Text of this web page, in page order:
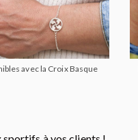
avec la Croix Basque